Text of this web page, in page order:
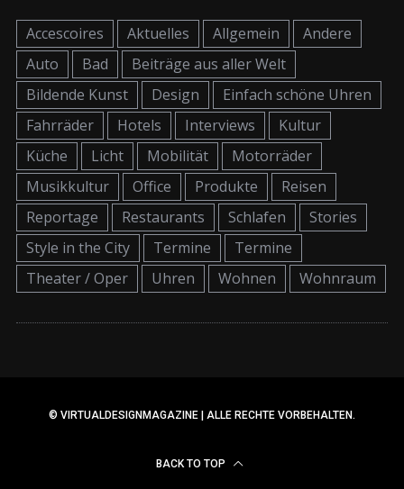
Accescoires Aktuelles Allgemein
Andere
Auto
Bad
Beiträge aus aller Welt
Bildende Kunst
Design
Einfach schöne Uhren
Fahrräder
Hotels Interviews
Kultur
Küche
Licht Mobilität
Motorräder
Musikkultur
Office Produkte
Reisen
Reportage
Restaurants Schlafen
Stories
Style in the City
Termine
Termine
Theater / Oper
Uhren Wohnen Wohnraum
© VIRTUALDESIGNMAGAZINE | ALLE RECHTE VORBEHALTEN.
BACK TO TOP